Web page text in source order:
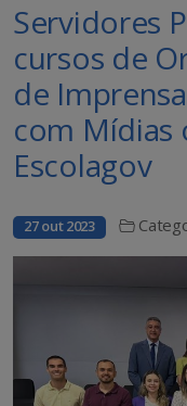
Servidores
cursos de
de
com Mídias
Escolagov
27 out 2023